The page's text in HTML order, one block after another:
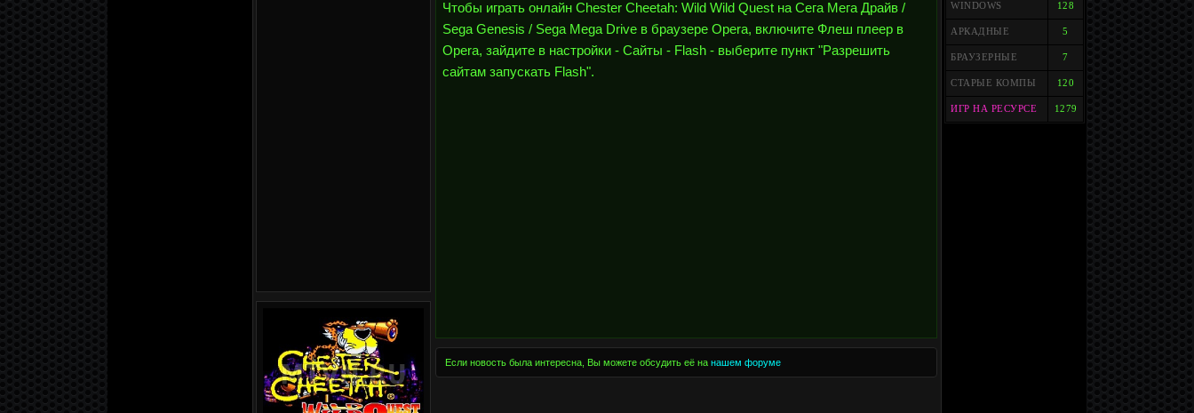
Чтобы играть онлайн Chester Cheetah: Wild Wild Quest на Сега Мега Драйв /
Sega Genesis / Sega Mega Drive в браузере Opera, включите Флеш плеер в
Opera, зайдите в настройки - Сайты - Flash - выберите пункт "Разрешить
сайтам запускать Flash".
Если новость была интересна, Вы можете обсудить её на нашем форуме
WINDOWS 128
АРКАДНЫЕ 5
БРАУЗЕРНЫЕ 7
СТАРЫЕ КОМПЫ 120
ИГР НА РЕСУРСЕ 1279